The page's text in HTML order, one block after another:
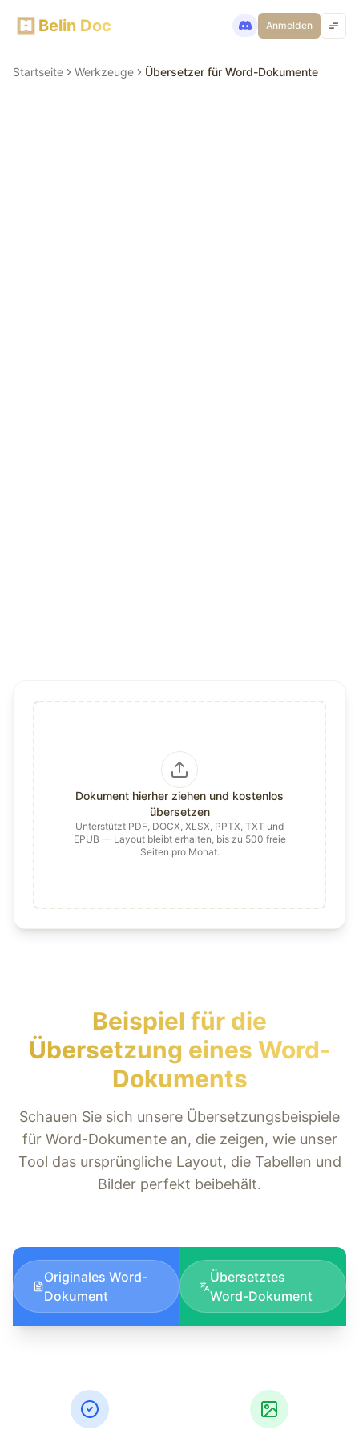
Belin Doc Anmelden
Startseite Werkzeuge Übersetzer für Word-Dokumente
Dokument hierher ziehen und kostenlos
übersetzen
Unterstützt PDF, DOCX, XLSX, PPTX, TXT und
EPUB — Layout bleibt erhalten, bis zu 500 freie
Seiten pro Monat.
Beispiel für die
Übersetzung eines Word-
Dokuments
Schauen Sie sich unsere Übersetzungsbeispiele
für Word-Dokumente an, die zeigen, wie unser
Tool das ursprüngliche Layout, die Tabellen und
Bilder perfekt beibehält.
Originales Word-
Dokument
Übersetztes
Word-Dokument